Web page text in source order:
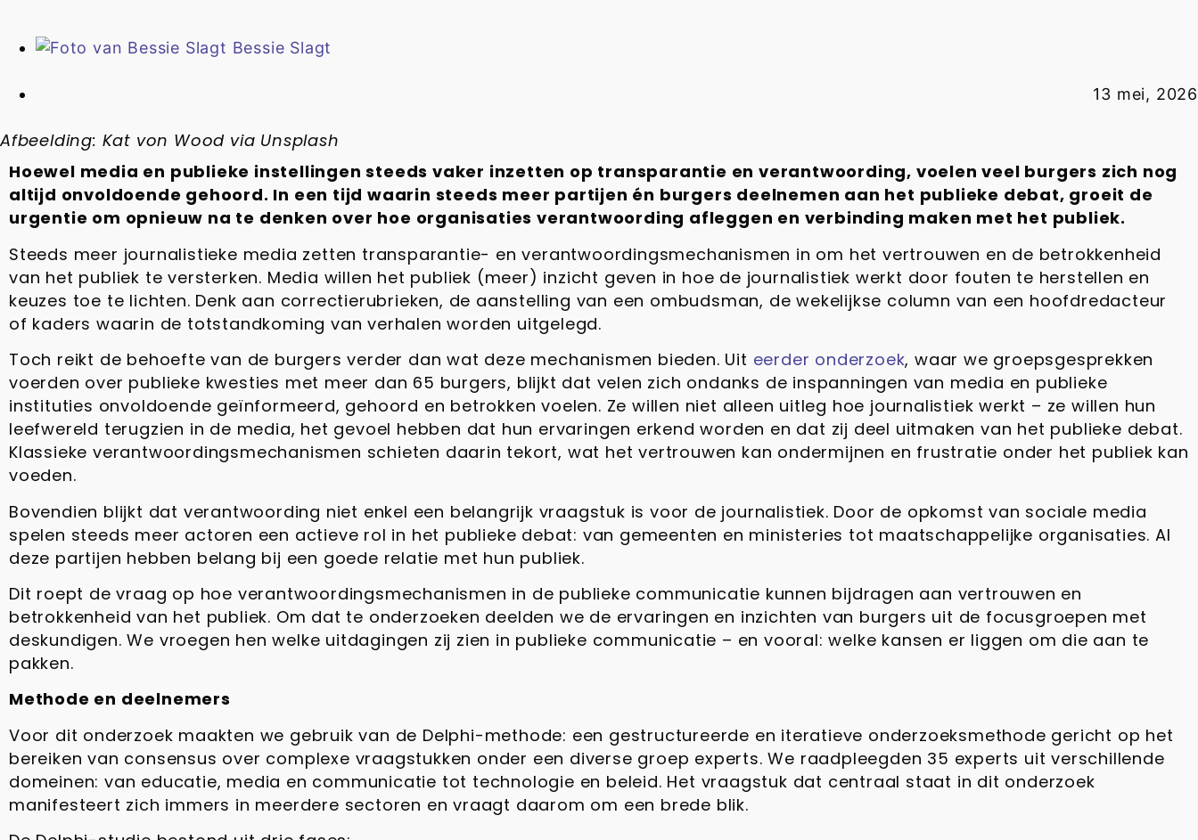
Bessie Slagt
13 mei, 2026
Afbeelding: Kat von Wood via Unsplash
Hoewel media en publieke instellingen steeds vaker inzetten op transparantie en verantwoording, voelen veel burgers zich nog
altijd onvoldoende gehoord. In een tijd waarin steeds meer partijen én burgers deelnemen aan het publieke debat, groeit de
urgentie om opnieuw na te denken over hoe organisaties verantwoording afleggen en verbinding maken met het publiek.
Steeds meer journalistieke media zetten transparantie- en verantwoordingsmechanismen in om het vertrouwen en de betrokkenheid
van het publiek te versterken. Media willen het publiek (meer) inzicht geven in hoe de journalistiek werkt door fouten te herstellen en
keuzes toe te lichten. Denk aan correctierubrieken, de aanstelling van een ombudsman, de wekelijkse column van een hoofdredacteur
of kaders waarin de totstandkoming van verhalen worden uitgelegd.
Toch reikt de behoefte van de burgers verder dan wat deze mechanismen bieden. Uit eerder onderzoek, waar we groepsgesprekken
voerden over publieke kwesties met meer dan 65 burgers, blijkt dat velen zich ondanks de inspanningen van media en publieke
instituties onvoldoende geïnformeerd, gehoord en betrokken voelen. Ze willen niet alleen uitleg hoe journalistiek werkt – ze willen hun
leefwereld terugzien in de media, het gevoel hebben dat hun ervaringen erkend worden en dat zij deel uitmaken van het publieke debat.
Klassieke verantwoordingsmechanismen schieten daarin tekort, wat het vertrouwen kan ondermijnen en frustratie onder het publiek kan
voeden.
Bovendien blijkt dat verantwoording niet enkel een belangrijk vraagstuk is voor de journalistiek. Door de opkomst van sociale media
spelen steeds meer actoren een actieve rol in het publieke debat: van gemeenten en ministeries tot maatschappelijke organisaties. Al
deze partijen hebben belang bij een goede relatie met hun publiek.
Dit roept de vraag op hoe verantwoordingsmechanismen in de publieke communicatie kunnen bijdragen aan vertrouwen en
betrokkenheid van het publiek. Om dat te onderzoeken deelden we de ervaringen en inzichten van burgers uit de focusgroepen met
deskundigen. We vroegen hen welke uitdagingen zij zien in publieke communicatie – en vooral: welke kansen er liggen om die aan te
pakken.
Methode en deelnemers
Voor dit onderzoek maakten we gebruik van de Delphi-methode: een gestructureerde en iteratieve onderzoeksmethode gericht op het
bereiken van consensus over complexe vraagstukken onder een diverse groep experts. We raadpleegden 35 experts uit verschillende
domeinen: van educatie, media en communicatie tot technologie en beleid. Het vraagstuk dat centraal staat in dit onderzoek
manifesteert zich immers in meerdere sectoren en vraagt daarom om een brede blik.